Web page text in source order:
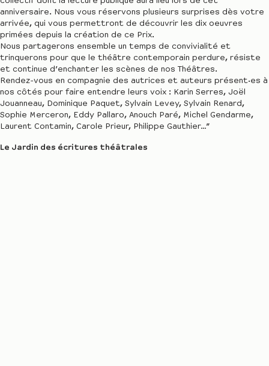
anniversaire. Nous vous réservons plusieurs surprises dès votre
arrivée, qui vous permettront de découvrir les dix oeuvres
primées depuis la création de ce Prix.
Nous partagerons ensemble un temps de convivialité et
trinquerons pour que le théâtre contemporain perdure, résiste
et continue d’enchanter les scènes de nos Théâtres.
Rendez-vous en compagnie des autrices et auteurs présent·es à
nos côtés pour faire entendre leurs voix : Karin Serres, Joël
Jouanneau, Dominique Paquet, Sylvain Levey, Sylvain Renard,
Sophie Merceron, Eddy Pallaro, Anouch Paré, Michel Gendarme,
Laurent Contamin, Carole Prieur, Philippe Gauthier…”
Le Jardin des écritures théâtrales